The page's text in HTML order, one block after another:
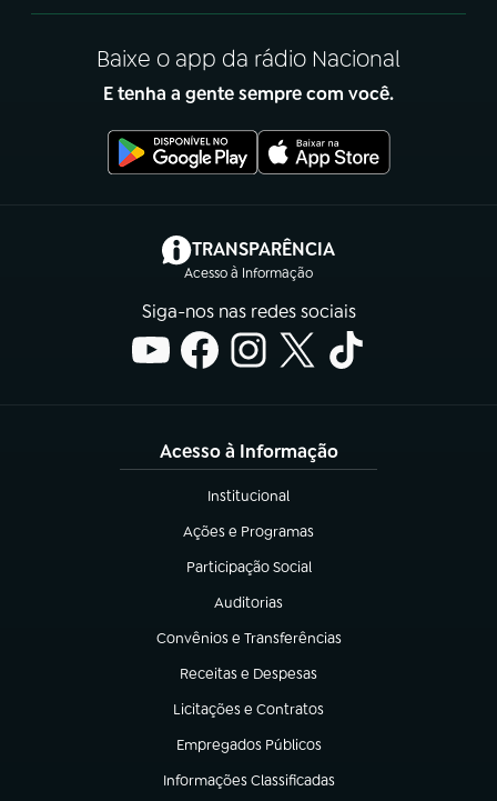
Baixe o app da rádio Nacional
E tenha a gente sempre com você.
TRANSPARÊNCIA
Acesso à Informação
(abre em nova aba)
Siga-nos nas redes sociais
Acesso à Informação
Institucional
(abre em nova aba)
Ações e Programas
(abre em nova aba)
Participação Social
(abre em nova aba)
Auditorias
(abre em nova aba)
Convênios e Transferências
(abre em nova aba)
Receitas e Despesas
(abre em nova aba)
Licitações e Contratos
(abre em nova aba)
Empregados Públicos
(abre em nova aba)
Informações Classificadas
(abre em nova aba)